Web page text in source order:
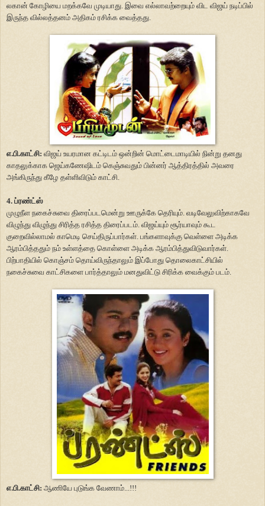
லகான் கோழியை மறக்கவே முடியாது. இவை எல்லாவற்றையும் விட விஜய் நடிப்பில்
இருந்த வில்லத்தனம் அதிகம் ரசிக்க வைத்தது.
எ.பி.காட்சி: விஜய் உயரமான கட்டிடம் ஒன்றின் மொட்டைமாடியில் நின்று தனது
காதலுக்காக ஜெய்கணேஷிடம் கெஞ்சுவதும் பின்னர் ஆத்திரத்தில் அவரை
அங்கிருந்து கீழே தள்ளிவிடும் காட்சி.
4. ப்ரண்ட்ஸ்
முழுநீள நகைச்சுவை திரைப்படமென்று ஊருக்கே தெரியும். வடிவேலுவிற்காகவே
விழுந்து விழுந்து சிரித்த ரசித்த திரைப்படம். விஜய்யும் சூர்யாவும் கூட
குறைவில்லாமல் காமெடி செய்திருப்பார்கள். பங்களாவுக்கு வெள்ளை அடிக்க
ஆரம்பித்ததும் நம் உள்ளத்தை கொள்ளை அடிக்க ஆரம்பித்துவிடுவார்கள்.
பிற்பாதியில் கொஞ்சம் தொய்விருந்தாலும் இப்போது தொலைகாட்சியில்
நகைச்சுவை காட்சிகளை பார்த்தாலும் மனதுவிட்டு சிரிக்க வைக்கும் படம்.
எ.பி.காட்சி: ஆணியே புடுங்க வேணாம்...!!!